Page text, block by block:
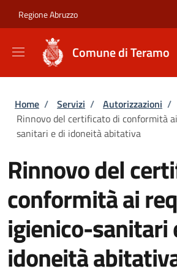
Regione Abruzzo
Comune di Teramo
Briciole di pane
Home / Servizi / Autorizzazioni /
Rinnovo del certificato di conformità
sanitari e di idoneità abitativa
Rinnovo del
conformità ai
igienico-sanitari
idoneità